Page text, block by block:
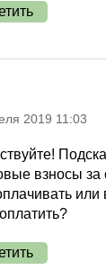
2019 11:03
взносы